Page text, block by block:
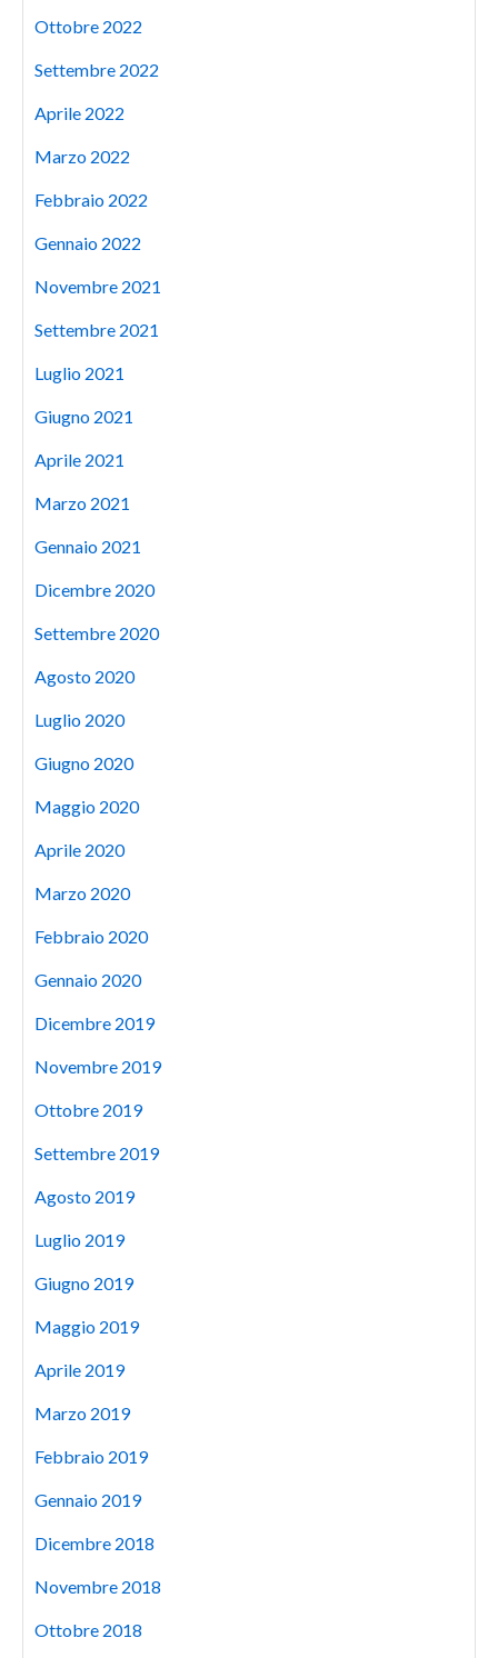
Ottobre 2022
Settembre 2022
Aprile 2022
Marzo 2022
Febbraio 2022
Gennaio 2022
Novembre 2021
Settembre 2021
Luglio 2021
Giugno 2021
Aprile 2021
Marzo 2021
Gennaio 2021
Dicembre 2020
Settembre 2020
Agosto 2020
Luglio 2020
Giugno 2020
Maggio 2020
Aprile 2020
Marzo 2020
Febbraio 2020
Gennaio 2020
Dicembre 2019
Novembre 2019
Ottobre 2019
Settembre 2019
Agosto 2019
Luglio 2019
Giugno 2019
Maggio 2019
Aprile 2019
Marzo 2019
Febbraio 2019
Gennaio 2019
Dicembre 2018
Novembre 2018
Ottobre 2018